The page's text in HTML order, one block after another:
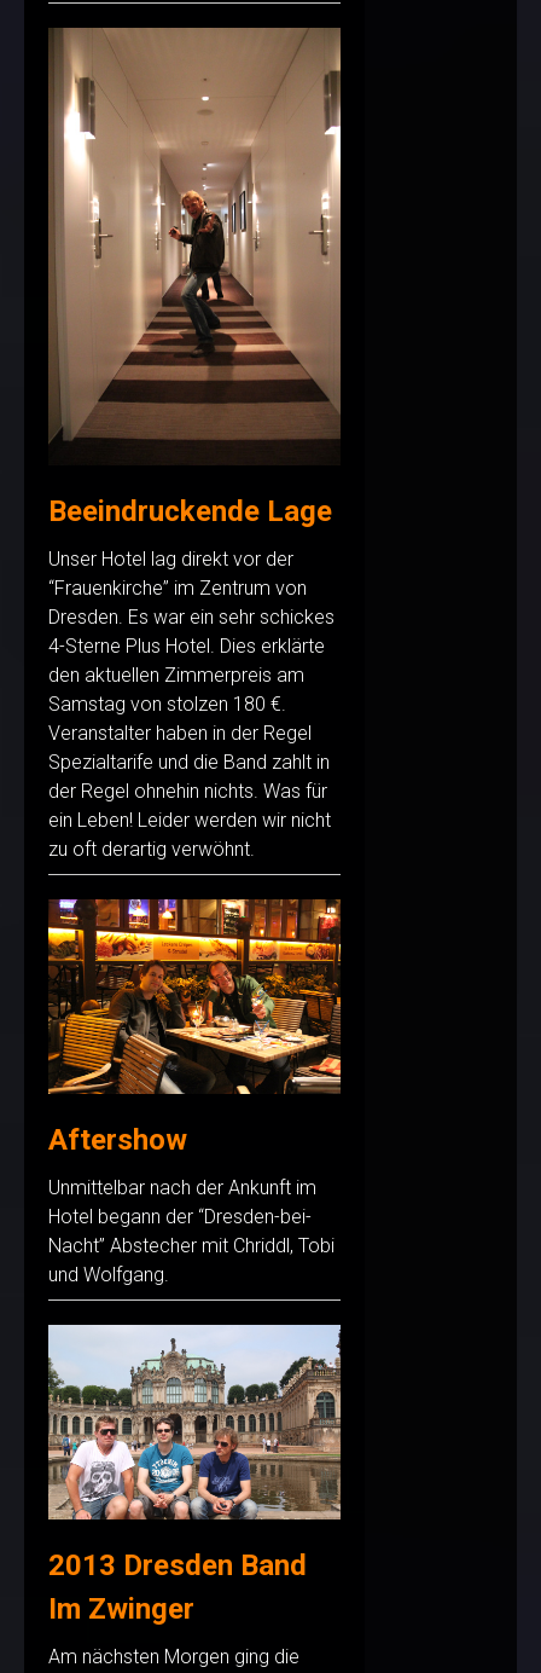
Beeindruckende Lage
Unser Hotel lag direkt vor der
“Frauenkirche” im Zentrum von
Dresden. Es war ein sehr schickes
4-Sterne Plus Hotel. Dies erklärte
den aktuellen Zimmerpreis am
Samstag von stolzen 180 €.
Veranstalter haben in der Regel
Spezialtarife und die Band zahlt in
der Regel ohnehin nichts. Was für
ein Leben! Leider werden wir nicht
zu oft derartig verwöhnt.
Aftershow
Unmittelbar nach der Ankunft im
Hotel begann der “Dresden-bei-
Nacht” Abstecher mit Chriddl, Tobi
und Wolfgang.
2013 Dresden Band
Im Zwinger
Am nächsten Morgen ging die